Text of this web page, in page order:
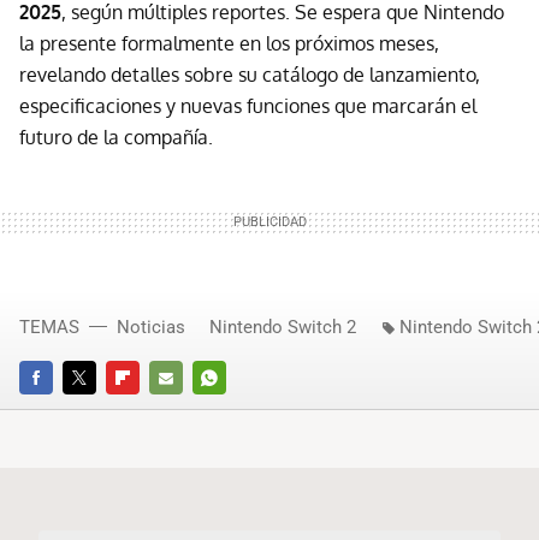
2025, según múltiples reportes. Se espera que Nintendo
la presente formalmente en los próximos meses,
revelando detalles sobre su catálogo de lanzamiento,
especificaciones y nuevas funciones que marcarán el
futuro de la compañía.
FACEBOOKTWITTERFLIPBOARD
E-
WHATSAPP
TEMAS Noticias Nintendo Switch 2 Nintendo Switch